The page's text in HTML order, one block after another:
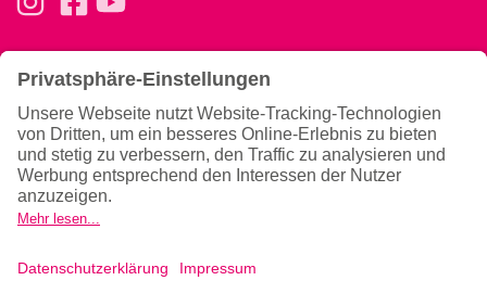
Basics
Konzept
Trainingsphilosophie
Team
Gutscheine verschenken
Ernährung & Tipps
Ernährung
Magazin
Allgemeines